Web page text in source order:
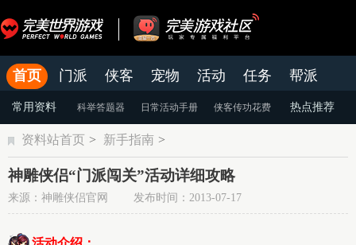
首页 门派 侠客 宠物 活动 任务
帮派
官网
论坛 老虎游戏APP
常用资料 科举答题器 日常活动手册 侠客传功花费 热点推荐
颜色蜕变 天命系统 染色系统
资料站首页 > 新手指南 >
神雕侠侣“门派闯关”活动详细攻略
来源：神雕侠侣官网 发布时间：2013-07-17